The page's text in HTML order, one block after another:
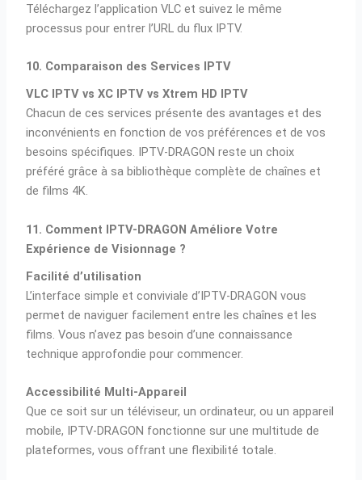
Téléchargez l’application VLC et suivez le même
processus pour entrer l’URL du flux IPTV.
10. Comparaison des Services IPTV
VLC IPTV vs XC IPTV vs Xtrem HD IPTV
Chacun de ces services présente des avantages et des
inconvénients en fonction de vos préférences et de vos
besoins spécifiques. IPTV-DRAGON reste un choix
préféré grâce à sa bibliothèque complète de chaînes et
de films 4K.
11. Comment IPTV-DRAGON Améliore Votre
Expérience de Visionnage ?
Facilité d’utilisation
L’interface simple et conviviale d’IPTV-DRAGON vous
permet de naviguer facilement entre les chaînes et les
films. Vous n’avez pas besoin d’une connaissance
technique approfondie pour commencer.
Accessibilité Multi-Appareil
Que ce soit sur un téléviseur, un ordinateur, ou un appareil
mobile, IPTV-DRAGON fonctionne sur une multitude de
plateformes, vous offrant une flexibilité totale.